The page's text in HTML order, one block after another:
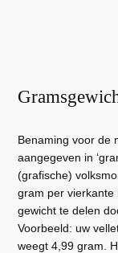
Benaming voor de
aangegeven in
(grafische)
gram per vierkante
gewicht te delen
Voorbeeld: uw
weegt 4,99 gram.